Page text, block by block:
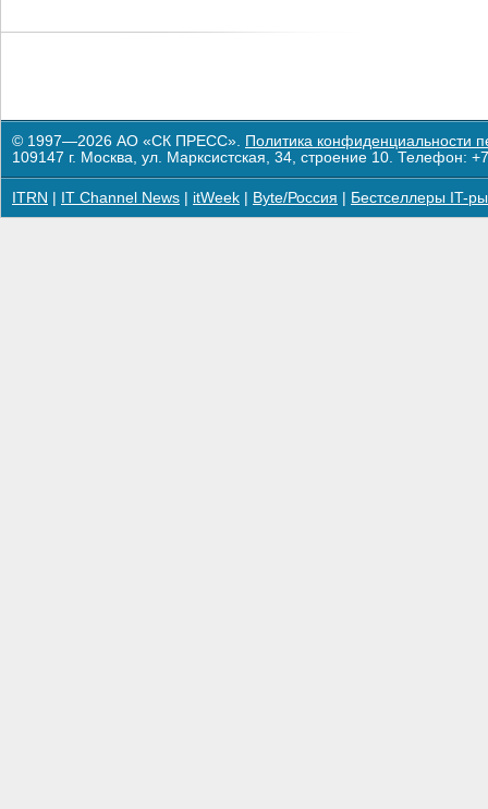
© 1997—2026 АО «СК ПРЕСС». Политика конфиденциальности
109147 г. Москва, ул. Марксистская, 34, строение 10. Телефон:
ITRN IT Channel News itWeek Byte/Россия Бестселлеры IT-